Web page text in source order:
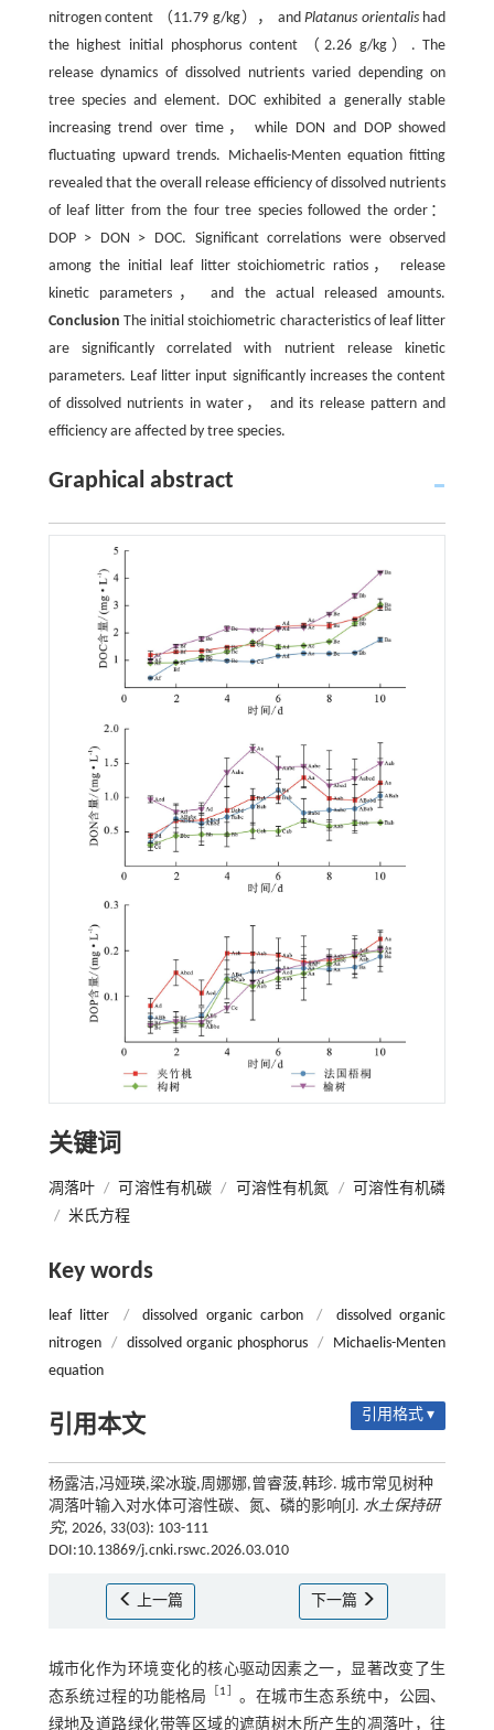
nitrogen content （11.79 g/kg）， andPlatanus orientalishad
the highest initial phosphorus content （2.26 g/kg）. The
release dynamics of dissolved nutrients varied depending on
tree species and element. DOC exhibited a generally stable
increasing trend over time， while DON and DOP showed
fluctuating upward trends. Michaelis-Menten equation fitting
revealed that the overall release efficiency of dissolved nutrients
of leaf litter from the four tree species followed the order：
DOP > DON > DOC. Significant correlations were observed
among the initial leaf litter stoichiometric ratios， release
kinetic parameters， and the actual released amounts.
Conclusion The initial stoichiometric characteristics of leaf litter
are significantly correlated with nutrient release kinetic
parameters. Leaf litter input significantly increases the content
of dissolved nutrients in water， and its release pattern and
efficiency are affected by tree species.
Graphical abstract
关键词
凋落叶 / 可溶性有机碳 / 可溶性有机氮 /
可溶性有机磷
/ 米氏方程
Key words
leaf litter / dissolved organic carbon /
dissolved organic
nitrogen
/ dissolved organic phosphorus /
Michaelis-Menten
equation
引用本文 引用格式 ▾
杨露洁,冯娅瑛,梁冰璇,周娜娜,曾睿菠,韩珍. 城市常见树种
凋落叶输入对水体可溶性碳、氮、磷的影响[J]. 水土保持研
究, 2026, 33(03): 103-111
DOI:10.13869/j.cnki.rswc.2026.03.010
上一篇 下一篇
城市化作为环境变化的核心驱动因素之一，显著改变了生
态系统过程的功能格局
［1］ 。在城市生态系统中，公园、
绿地及道路绿化带等区域的遮荫树木所产生的凋落叶，往